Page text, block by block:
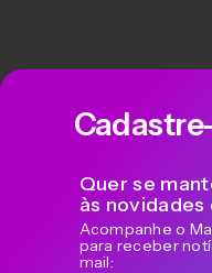
Quer se
às
Acompanhe o
para receber
mail: